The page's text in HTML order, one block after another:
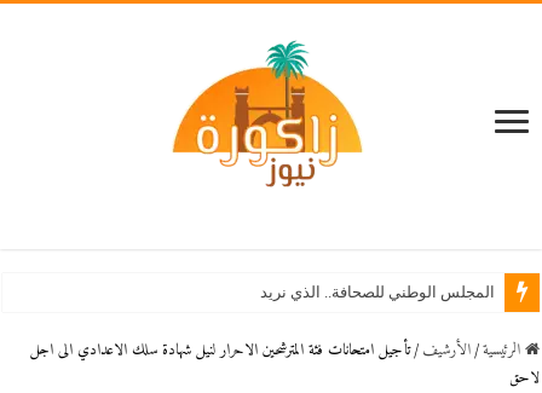
المجلس الوطني للصحافة.. الذي نريد
الرئيسية / اﻷرشيف /تأجيل امتحانات فئة المترشحين الاحرار لنيل شهادة سلك الاعدادي الى اجل
لاحق